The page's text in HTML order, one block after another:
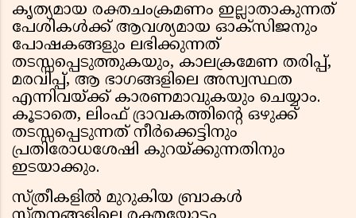
കൃത്യമായ രക്തചംക്രമണം ഇല്ലാതാകുന്നത്
പേശികൾക്ക് ആവശ്യമായ ഓക്സിജനും
പോഷകങ്ങളും ലഭിക്കുന്നത്
തടസ്സപ്പെടുത്തുകയും, കാലക്രമേണ തരിപ്പ്,
മരവിപ്പ്, ആ ഭാഗങ്ങളിലെ അസ്വസ്ഥത
എന്നിവയ്ക്ക് കാരണമാവുകയും ചെയ്യാം.
കൂടാതെ, ലിംഫ് ദ്രാവകത്തിൻ്റെ ഒഴുക്ക്
തടസ്സപ്പെടുന്നത് നീർക്കെട്ടിനും
പ്രതിരോധശേഷി കുറയ്ക്കുന്നതിനും
ഇടയാക്കും.
സ്ത്രീകളിൽ മുറുകിയ ബ്രാകൾ